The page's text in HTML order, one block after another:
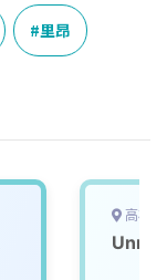
里昂
高雄